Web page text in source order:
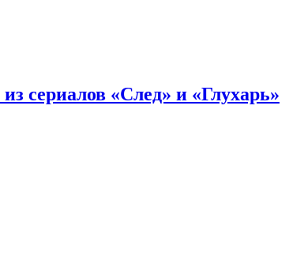
сериалов «След» и «Глухарь»